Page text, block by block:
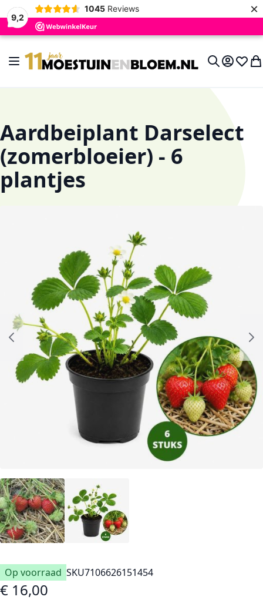
9,2
1045 Reviews ×
Toggle Nav
Account
Aardbeiplant Darselect
(zomerbloeier) - 6
plantjes
Op voorraad SKU7106626151454
€ 16,00